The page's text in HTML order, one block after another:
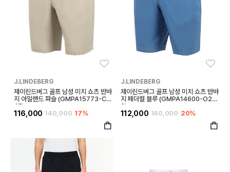
J.LINDEBERG
제이린드버그 골프 남성 미치 쇼츠 반바
지 아일랜드 파슬 (GMPA15773-C1
47)
116,000 140,000 17%
J.LINDEBERG
제이린드버그 골프 남성 미치 쇼츠 반바
지 페더럴 블루 (GMPA14600-O22
8)
112,000 140,000 20%